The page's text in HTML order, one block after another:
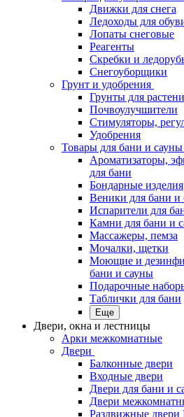
Движки для снега
Ледоходы для
Лопаты снеговые
Реагенты
Скребки и
Снегоуборщики
Грунт и удобрения
Грунты для
Почвоулучшители
Стимуляторы,
Удобрения
Товары для бани и сауны
Ароматизаторы,
для бани
Бондарные изделия
Веники для бани и
Испарители для
Камни для бани и
Массажеры, пемза
Мочалки, щетки
Моющие и
бани и сауны
Подарочные
Таблички для бани
Еще
Двери, окна и лестницы
Арки межкомнатные
Двери
Балконные двери
Входные двери
Двери для бани и
Двери
Раздвижные